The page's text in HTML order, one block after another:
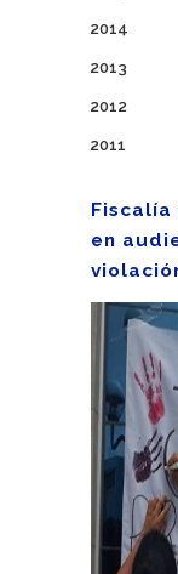
2014
2013
2012
2011
en